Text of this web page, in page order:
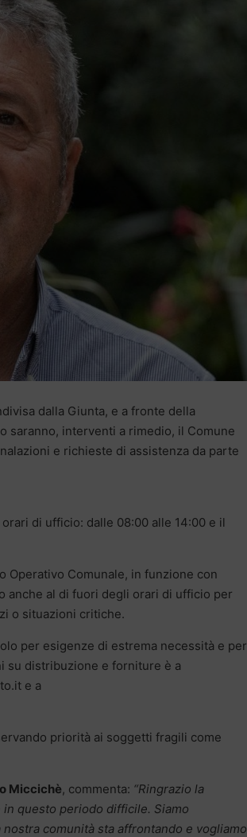
dalla Giunta, e a fronte della
saranno, interventi a rimedio, il Comune
e richieste di assistenza da parte
di ufficio: dalle 08:00 alle 14:00 e il
Operativo Comunale, in funzione con
anche al di fuori degli orari di ufficio per
o situazioni critiche.
per esigenze di estrema necessità e per
su distribuzione e forniture è a
e a
priorità ai soggetti fragili come
Miccichè, commenta: “Ringrazio la
questo periodo difficile. Siamo
comunità sta affrontando e vogliamo